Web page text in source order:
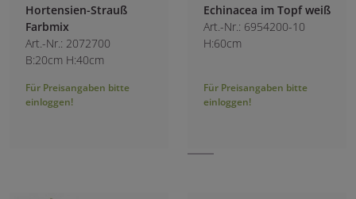
Hortensien-Strauß
Farbmix
Art.-Nr.: 2072700
B:20cm H:40cm
Für Preisangaben bitte
einloggen!
Echinacea im Topf weiß
Art.-Nr.: 6954200-10
H:60cm
Für Preisangaben bitte
einloggen!